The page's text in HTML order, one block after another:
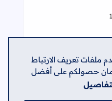
ملفات تعريف الارتباط
حصولكم على أفضل